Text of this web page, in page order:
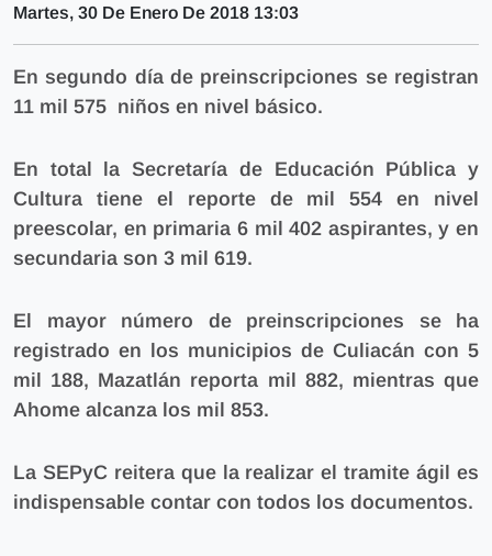
Martes, 30 De Enero De 2018 13:03
En segundo díade preinscripciones seregistran
11 mil 575 niños en nivel básico.
En total la Secretaría de Educación Pública y
Cultura tiene el reporte demil 554 en nivel
preescolar, en primaria 6 mil 402 aspirantes, y en
secundaria son 3 mil 619.
El mayor número de preinscripciones se ha
registrado en los municipios de Culiacán con 5
mil 188, Mazatlán reporta mil 882, mientras que
Ahome alcanza los mil 853.
La SEPyC reitera que la realizar el tramite ágil es
indispensable contar con todos los documentos.